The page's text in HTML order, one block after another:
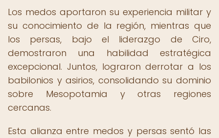
Los medos aportaron su experiencia militar y
su conocimiento de la región, mientras que
los persas, bajo el liderazgo de Ciro,
demostraron una habilidad estratégica
excepcional. Juntos, lograron derrotar a los
babilonios y asirios, consolidando su dominio
sobre Mesopotamia y otras regiones
cercanas.
Esta alianza entre medos y persas sentó las